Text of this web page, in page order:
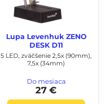
Lupa Levenhuk ZENO
DESK D11
5 LED, zväčšenie 2,5x (90mm),
7,5x (34mm)
Do mesiaca
27 €